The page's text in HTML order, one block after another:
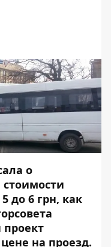
о
до 6 грн, как
на проезд.